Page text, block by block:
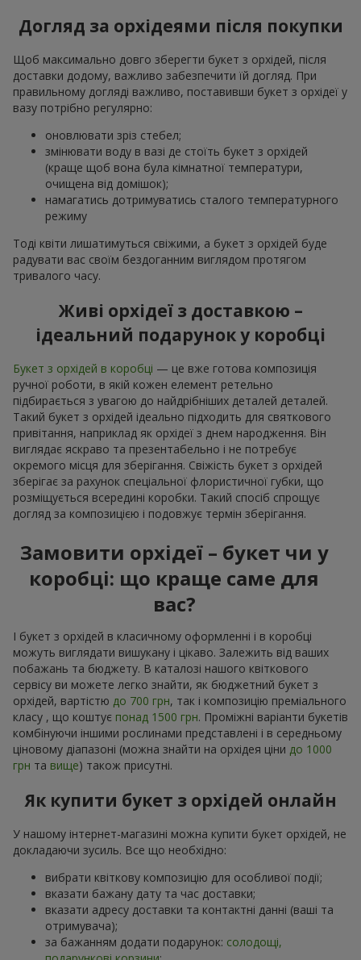
Догляд за орхідеями після покупки
Щоб максимально довго зберегти букет з орхідей, після
доставки додому, важливо забезпечити їй догляд. При
правильному догляді важливо, поставивши букет з орхідеї у
вазу потрібно регулярно:
оновлювати зріз стебел;
змінювати воду в вазі де стоїть букет з орхідей
(краще щоб вона була кімнатної температури,
очищена від домішок);
намагатись дотримуватись сталого температурного
режиму
Тоді квіти лишатимуться свіжими, а букет з орхідей буде
радувати вас своїм бездоганним виглядом протягом
тривалого часу.
Живі орхідеї з доставкою –
ідеальний подарунок у коробці
Букет з орхідей в коробці — це вже готова композиція
ручної роботи, в якій кожен елемент ретельно
підбирається з увагою до найдрібніших деталей деталей.
Такий букет з орхідей ідеально підходить для святкового
привітання, наприклад як орхідеї з днем народження. Він
виглядає яскраво та презентабельно і не потребує
окремого місця для зберігання. Свіжість букет з орхідей
зберігає за рахунок спеціальної флористичної губки, що
розміщується всередині коробки. Такий спосіб спрощує
догляд за композицією і подовжує термін зберігання.
Замовити орхідеї – букет чи у
коробці: що краще саме для
вас?
І букет з орхідей в класичному оформленні і в коробці
можуть виглядати вишукану і цікаво. Залежить від ваших
побажань та бюджету. В каталозі нашого квіткового
сервісу ви можете легко знайти, як бюджетний букет з
орхідей, вартістю до 700 грн, так і композицію преміального
класу , що коштує понад 1500 грн. Проміжні варіанти букетів
комбінуючи іншими рослинами представлені і в середньому
ціновому діапазоні (можна знайти на орхідея ціни до 1000
грн та вище) також присутні.
Як купити букет з орхідей онлайн
У нашому інтернет-магазині можна купити букет орхідей, не
докладаючи зусиль. Все що необхідно:
вибрати квіткову композицію для особливої події;
вказати бажану дату та час доставки;
вказати адресу доставки та контактні данні (ваші та
отримувача);
за бажанням додати подарунок: солодощі,